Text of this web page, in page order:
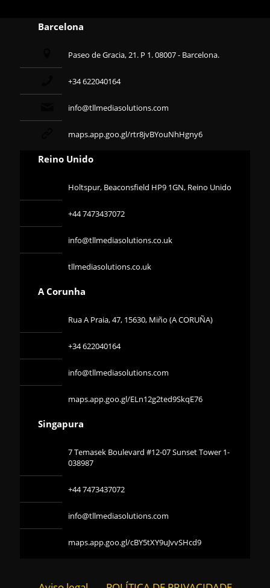
Barcelona
Paseo de Gracia, 21. P 1. 08007 - Barcelona.
+34 622040164
info@tllmediasolutions.com
maps.app.goo.gl/rtr8jvBYouNhHgny6
Reino Unido
Holtspur, Beaconsfield HP9 1GN, Reino Unido
+44 7473437072
info@tllmediasolutions.co.uk
tllmediasolutions.co.uk
A Corunha
Rua A Praia, 47, 15630, Miño (A CORUÑA)
+34 622040164
info@tllmediasolutions.com
maps.app.goo.gl/ELn12g2ted9SkqE76
Singapura
7 Temasek Boulevard #12-07 Sunset Tower 1-
038987
+44 7473437072
info@tllmediasolutions.com
maps.app.goo.gl/cBY5tXY9uJvvSHcd9